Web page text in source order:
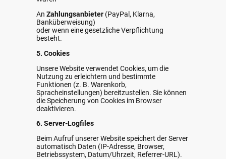
An Zahlungsanbieter (PayPal, Klarna,
Banküberweisung)
oder wenn eine gesetzliche Verpflichtung
besteht.
5. Cookies
Unsere Website verwendet Cookies, um die
Nutzung zu erleichtern und bestimmte
Funktionen (z. B. Warenkorb,
Spracheinstellungen) bereitzustellen. Sie können
die Speicherung von Cookies im Browser
deaktivieren.
6. Server-Logfiles
Beim Aufruf unserer Website speichert der Server
automatisch Daten (IP-Adresse, Browser,
Betriebssystem, Datum/Uhrzeit, Referrer-URL).